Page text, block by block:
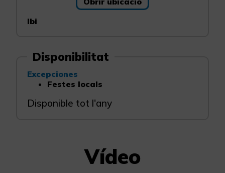
Ibi
Disponibilitat
Excepciones
Festes locals
Disponible tot l'any
Vídeo